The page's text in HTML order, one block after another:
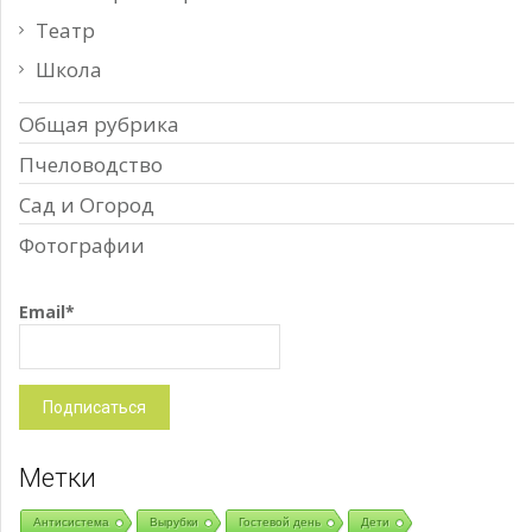
Театр
Школа
Общая рубрика
Пчеловодство
Сад и Огород
Фотографии
Email*
Метки
Антисистема Вырубки Гостевой день Дети